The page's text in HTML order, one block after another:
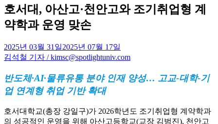
호서대, 아산고·천안고와 조기취업형 계
약학과 운영 맞손
2025년 03월 31일2025년 07월 17일
김석철 기자 / kimsc@spotlightuniv.com
반도체·AI·물류유통 분야 인재 양성… 고교-대학-기
업 연계형 취업 기반 확대
호서대학교(총장 강일구)가 2026학년도 조기취업형 계약학과
의 성공적인 운영을 위해 아산고등학교(교장 김범진), 천안고